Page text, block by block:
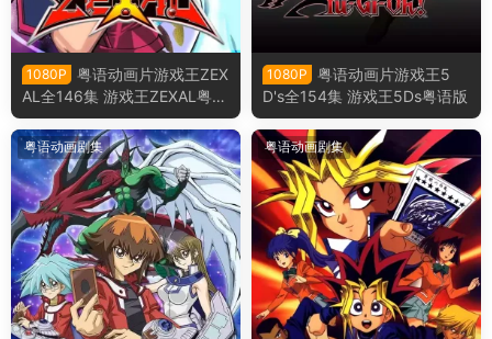
1080P
粤语动画片游戏王ZEX
AL全146集 游戏王ZEXAL粤语
版
1080P
粤语动画片游戏王5
D's全154集 游戏王5Ds粤语版
粤语动画剧集 粤语动画剧集